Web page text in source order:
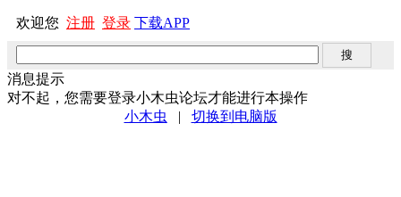
欢迎您 注册 登录 下载APP
消息提示
对不起，您需要登录小木虫论坛才能进行本操作
小木虫 | 切换到电脑版